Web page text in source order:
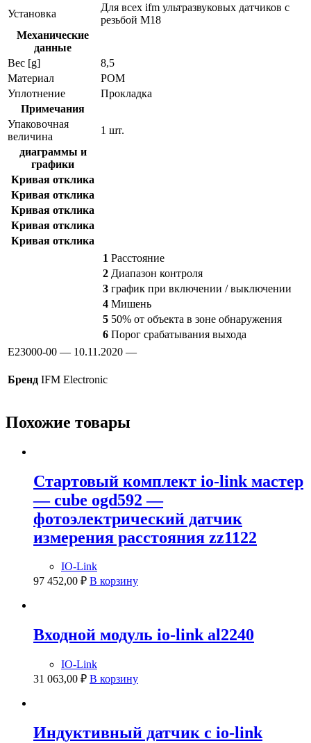
Установка
Для всех ifm ультразвуковых датчиков с
резьбой М18
Механические
данные
Вес [g]
8,5
Материал
POM
Уплотнение
Прокладка
Примечания
Упаковочная
величина
1 шт.
диаграммы и
графики
Кривая отклика
Кривая отклика
Кривая отклика
Кривая отклика
Кривая отклика
1 Расстояние
2 Диапазон контроля
3 график при включении / выключении
4 Мишень
5 50% от объекта в зоне обнаружения
6 Порог срабатывания выхода
E23000-00 — 10.11.2020 —
Бренд IFM Electronic
Похожие товары
Стартовый комплект io-link мастер
— cube ogd592 —
фотоэлектрический датчик
измерения расстояния zz1122
IO-Link
97 452,00 ₽ В корзину
Входной модуль io-link al2240
IO-Link
31 063,00 ₽ В корзину
Индуктивный датчик с io-link